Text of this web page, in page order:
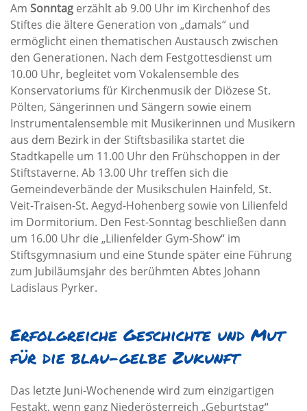
Am Sonntag erzählt ab 9.00 Uhr im Kirchenhof des
Stiftes die ältere Generation von „damals“ und
ermöglicht einen thematischen Austausch zwischen
den Generationen. Nach dem Festgottesdienst um
10.00 Uhr, begleitet vom Vokalensemble des
Konservatoriums für Kirchenmusik der Diözese St.
Pölten, Sängerinnen und Sängern sowie einem
Instrumentalensemble mit Musikerinnen und Musikern
aus dem Bezirk in der Stiftsbasilika startet die
Stadtkapelle um 11.00 Uhr den Frühschoppen in der
Stiftstaverne. Ab 13.00 Uhr treffen sich die
Gemeindeverbände der Musikschulen Hainfeld, St.
Veit-Traisen-St. Aegyd-Hohenberg sowie von Lilienfeld
im Dormitorium. Den Fest-Sonntag beschließen dann
um 16.00 Uhr die „Lilienfelder Gym-Show“ im
Stiftsgymnasium und eine Stunde später eine Führung
zum Jubiläumsjahr des berühmten Abtes Johann
Ladislaus Pyrker.
Erfolgreiche Geschichte und Mut
für die blau-gelbe Zukunft
Das letzte Juni-Wochenende wird zum einzigartigen
Festakt, wenn ganz Niederösterreich „Geburtstag“